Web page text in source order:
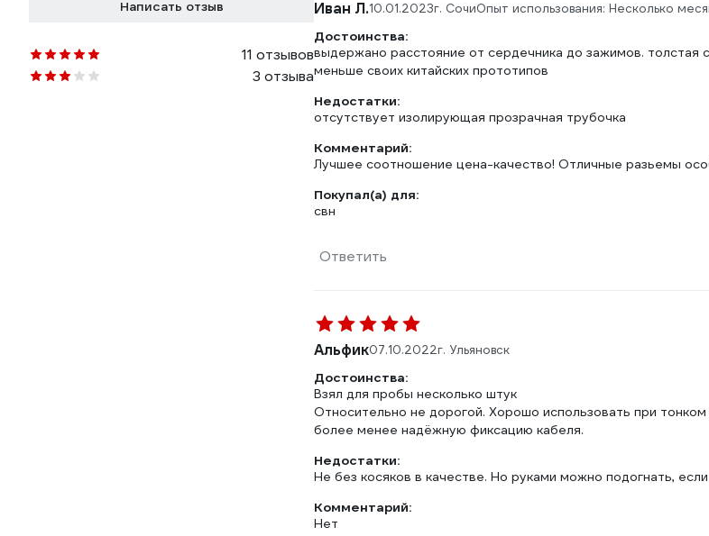
Написать отзыв
11 отзывов
3 отзыва
Иван Л.10.01.2023г. СочиОпыт использования: Несколько
Достоинства:
выдержано расстояние от сердечника до зажимов. толстая
меньше своих китайских прототипов
Недостатки:
отсутствует изолирующая прозрачная трубочка
Комментарий:
Лучшее соотношение цена-качество! Отличные разьемы
Покупал(а) для:
свн
Ответить
Альфик07.10.2022г. Ульяновск
Достоинства:
Взял для пробы несколько штук
Относительно не дорогой. Хорошо использовать при
более менее надёжную фиксацию кабеля.
Недостатки:
Не без косяков в качестве. Но руками можно подогнать,
Комментарий:
Нет